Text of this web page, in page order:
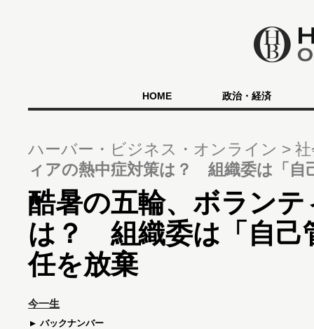
HOME 政治・経済
ハーバー・ビジネス・オンライン
ィアの熱中症対策は？ 組織委は「自
酷暑の五輪、ボラン
は？ 組織委は「自己
任を放棄
今一生
バックナンバー